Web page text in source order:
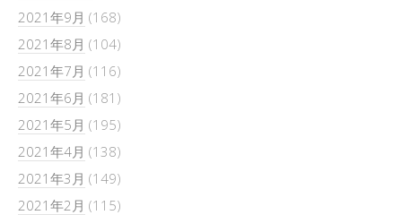
2021年9月 (168)
2021年8月 (104)
2021年7月 (116)
2021年6月 (181)
2021年5月 (195)
2021年4月 (138)
2021年3月 (149)
2021年2月 (115)